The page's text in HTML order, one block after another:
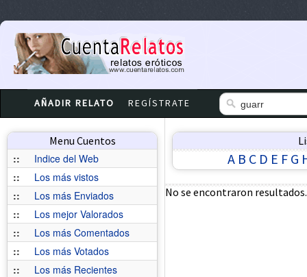
AÑADIR RELATO REGÍSTRATE
Menu Cuentos
::
Indice del Web
::
Los más vistos
::
Los más Enviados
::
Los mejor Valorados
::
Los más Comentados
::
Los más Votados
::
Los más Recientes
A B C D E F G
No se encontraron resultados.